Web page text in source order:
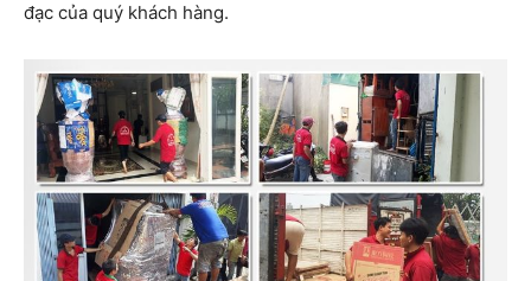
đạc của quý khách hàng.